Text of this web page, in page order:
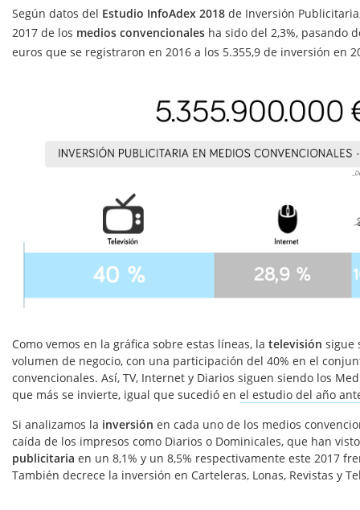
Según datos del Estudio InfoAdex 2018 de Inversión
2017 de los medios convencionales ha sido del 2,3%, pasando
euros que se registraron en 2016 a los 5.355,9 de inversión en
Como vemos en la gráfica sobre estas líneas, la televisión sigue
volumen de negocio, con una participación del 40% en el
convencionales. Así, TV, Internet y Diarios siguen siendo los
que más se invierte, igual que sucedió en el estudio del año
Si analizamos la inversión en cada uno de los medios
caída de los impresos como Diarios o Dominicales, que han
publicitaria en un 8,1% y un 8,5% respectivamente este 2017
También decrece la inversión en Carteleras, Lonas, Revistas y